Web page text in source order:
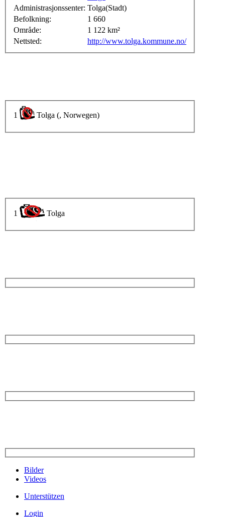
Administrasjonssenter: Tolga(Stadt)
Befolkning:
1 660
Område:
1 122 km²
Nettsted:
http://www.tolga.kommune.no/
1 Tolga (, Norwegen)
1 Tolga
Bilder
Videos
Unterstützen
Login